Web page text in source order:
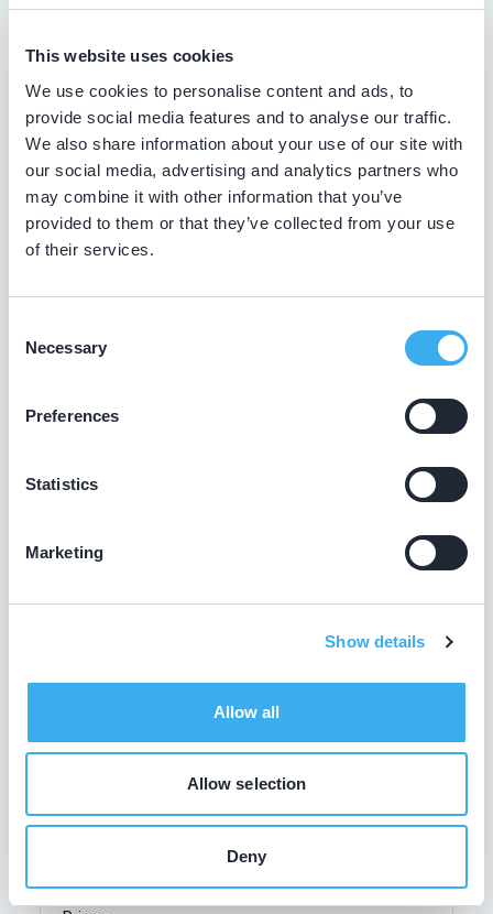
This website uses cookies
We use cookies to personalise content and ads, to
provide social media features and to analyse our traffic.
We also share information about your use of our site with
our social media, advertising and analytics partners who
may combine it with other information that you’ve
provided to them or that they’ve collected from your use
of their services.
Selection
Necessary
Preferences
Statistics
Marketing
Show details
Allow all
Allow selection
Deny
Praktijk website
Gündüz, S.
Meer informatie tandarts
Meer informatie tandarts
Tandartsencollectief Rijswijk
Meer informatie tandarts
Parodontologie & Implantologie Hansma